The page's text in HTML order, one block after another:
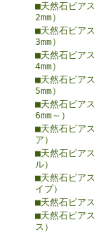
■天然石ピア
2mm）
■天然石ピア
3mm）
■天然石ピア
4mm）
■天然石ピア
5mm）
■天然石ピア
6mm～）
■天然石ピア
ア）
■天然石ピア
ル）
■天然石ピア
イプ）
■天然石ピア
■天然石ピア
ス）